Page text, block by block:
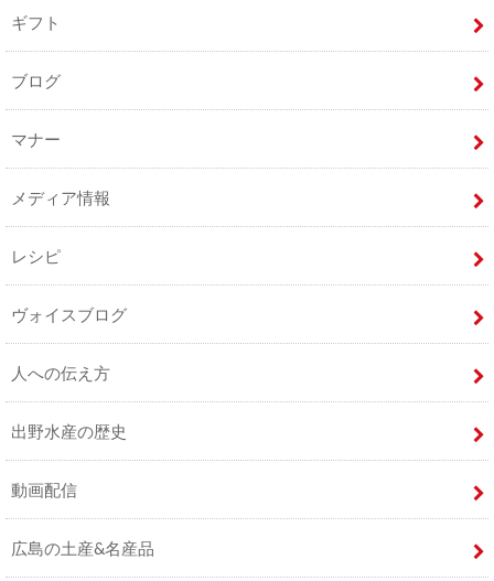
ギフト
ブログ
マナー
メディア情報
レシピ
ヴォイスブログ
人への伝え方
出野水産の歴史
動画配信
広島の土産&名産品